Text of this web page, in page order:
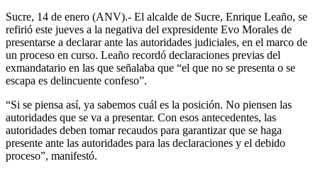
Sucre, 14 de enero (ANV).- El alcalde de Sucre, Enrique Leaño, se
refirió este jueves a la negativa del expresidente Evo Morales de
presentarse a declarar ante las autoridades judiciales, en el marco de
un proceso en curso. Leaño recordó declaraciones previas del
exmandatario en las que señalaba que “el que no se presenta o se
escapa es delincuente confeso”.
“Si se piensa así, ya sabemos cuál es la posición. No piensen las
autoridades que se va a presentar. Con esos antecedentes, las
autoridades deben tomar recaudos para garantizar que se haga
presente ante las autoridades para las declaraciones y el debido
proceso”, manifestó.